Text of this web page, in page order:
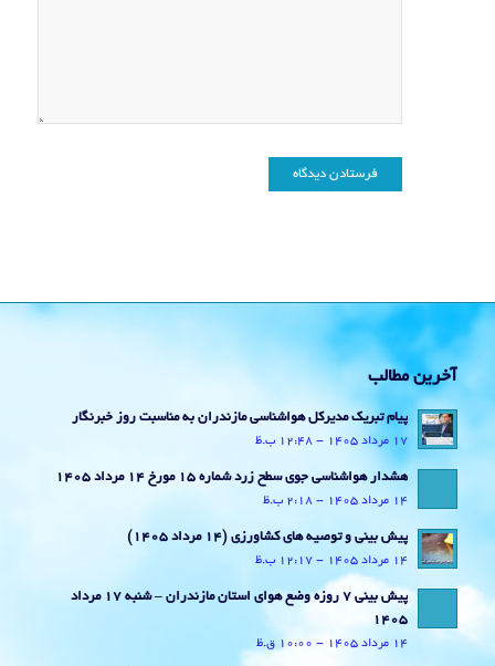
آخرین مطالب
پیام تبریک مدیرکل هواشناسی مازندران به مناسبت روز خبرنگار
17 مرداد 1405 - 12:48 ب.ظ
هشدار هواشناسی جوی سطح زرد شماره 15 مورخ 14 مرداد 1405
14 مرداد 1405 - 2:18 ب.ظ
پیش بینی و توصیه های کشاورزی (14 مرداد ۱۴۰۵)
14 مرداد 1405 - 12:17 ب.ظ
پیش بینی 7 روزه وضع هوای استان مازندران – شنبه 17 مرداد
1405
14 مرداد 1405 - 10:00 ق.ظ